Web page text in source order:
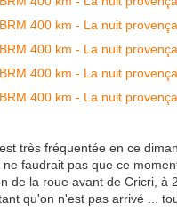
très fréquentée en ce
faudrait pas que ce
de la roue avant de Cricri, à
qu'on n'est pas arrivé ...